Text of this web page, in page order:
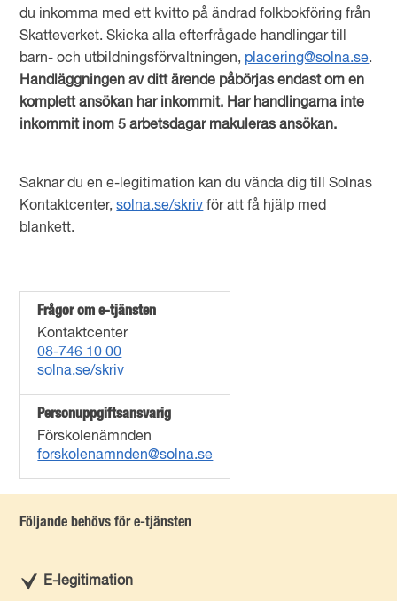
du inkomma med ett kvitto på ändrad folkbokföring från
Skatteverket. Skicka alla efterfrågade handlingar till
barn- och utbildningsförvaltningen, placering@solna.se.
Handläggningen av ditt ärende påbörjas endast om en
komplett ansökan har inkommit. Har handlingarna inte
inkommit inom 5 arbetsdagar makuleras ansökan.
Saknar du en e-legitimation kan du vända dig till Solnas
Kontaktcenter,solna.se/skriv för att få hjälp med
blankett.
Frågor om e-tjänsten
Kontaktcenter
08-746 10 00
solna.se/skriv
Personuppgiftsansvarig
Förskolenämnden
forskolenamnden@solna.se
Följande behövs för e-tjänsten
E-legitimation